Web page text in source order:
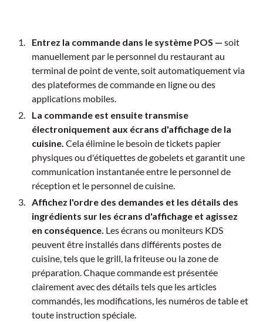
Entrez la commande dans le système POS —soit
manuellement par le personnel du restaurant au
terminal de point de vente, soit automatiquement via
des plateformes de commande en ligne ou des
applications mobiles.
La commande est ensuite transmise
électroniquement aux écrans d'affichage de la
cuisine. Cela élimine le besoin de tickets papier
physiques ou d'étiquettes de gobelets et garantit une
communication instantanée entre le personnel de
réception et le personnel de cuisine.
Affichez l'ordre des demandes et les détails des
ingrédients sur les écrans d'affichage et agissez
en conséquence. Les écrans ou moniteurs KDS
peuvent être installés dans différents postes de
cuisine, tels que le grill, la friteuse ou la zone de
préparation. Chaque commande est présentée
clairement avec des détails tels que les articles
commandés, les modifications, les numéros de table et
toute instruction spéciale.